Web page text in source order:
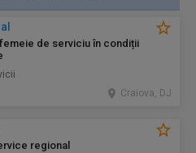
de serviciu în condiții
Craiova, DJ
regional